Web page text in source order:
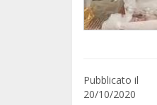
Pubblicato il
20/10/2020